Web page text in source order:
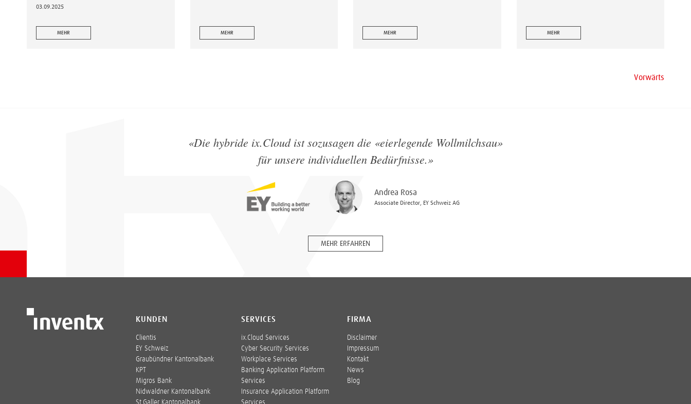
03.09.2025
MEHR MEHR MEHR MEHR
Vorwärts
«Die hybride ix.Cloud ist sozusagen die «eierlegende Wollmilchsau»
für unsere individuellen Bedürfnisse.»
Andrea Rosa
Associate Director, EY Schweiz AG
MEHR ERFAHREN
KUNDEN
Clientis
EY Schweiz
Graubündner Kantonalbank
KPT
Migros Bank
Nidwaldner Kantonalbank
St.Galler Kantonalbank
SERVICES
ix.Cloud Services
Cyber Security Services
Workplace Services
Banking Application Platform
Services
Insurance Application Platform
Services
FIRMA
Disclaimer
Impressum
Kontakt
News
Blog